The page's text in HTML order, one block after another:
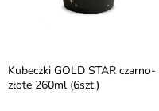
Kubeczki GOLD STAR czarno-
złote 260ml (6szt.)